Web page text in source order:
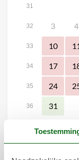
31
32 3 4
33 10
34 17
35 24
36
31
ma di
1